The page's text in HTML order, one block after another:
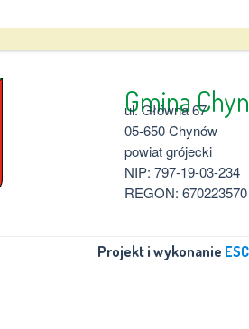
Gmina
ul. Główna 67
05-650 Chynów
powiat grójecki
NIP: 797-19-03-234
REGON: 670223570
Projekt i wykonanie ESC